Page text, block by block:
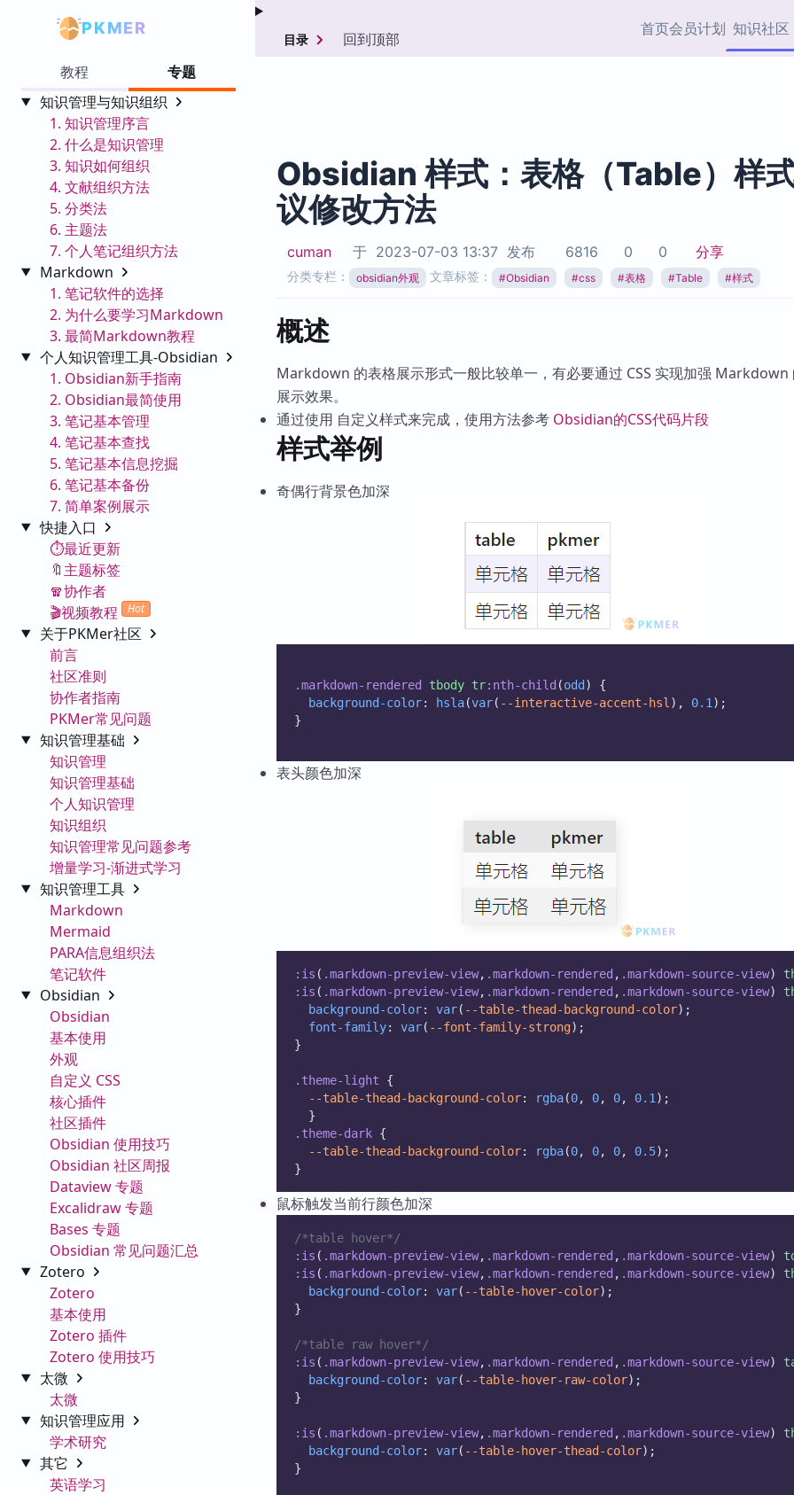
PKMER 首页会员计划 知识社区
协作者
Zotero 专题
Obsidian 专题
知识管理
载
Zotero 插件
教程
专题
知识管理与知识组织
1. 知识管理序言
2. 什么是知识管理
3. 知识如何组织
4. 文献组织方法
5. 分类法
6. 主题法
7. 个人笔记组织方法
Markdown
1. 笔记软件的选择
2. 为什么要学习Markdown
3. 最简Markdown教程
个人知识管理工具-Obsidian
1. Obsidian新手指南
2. Obsidian最简使用
3. 笔记基本管理
4. 笔记基本查找
5. 笔记基本信息挖掘
6. 笔记基本备份
7. 简单案例展示
快捷入口
⏱️最近更新
🔖主题标签
🧣协作者
🎬视频教程
Hot
关于PKMer社区
前言
社区准则
协作者指南
PKMer常见问题
知识管理基础
知识管理
知识管理基础
个人知识管理
知识组织
知识管理常见问题参考
增量学习-渐进式学习
知识管理工具
Markdown
Mermaid
PARA信息组织法
笔记软件
Obsidian
Obsidian
基本使用
外观
自定义 CSS
核心插件
社区插件
Obsidian 使用技巧
Obsidian 社区周报
Dataview 专题
Excalidraw 专题
Bases 专题
Obsidian 常见问题汇总
Zotero
Zotero
基本使用
Zotero 插件
Zotero 使用技巧
太微
太微
知识管理应用
学术研究
其它
英语学习
目录 回到顶部
Obsidian 样式：表格（Table）样
议修改方法
cuman 于 2023-07-03 13:37 发布 6816 0 0 分享
分类专栏： obsidian外观 文章标签： #Obsidian #css #表格 #Table #样式
概述
Markdown 的表格展示形式一般比较单一，有必要通过 CSS 实现加强 Markdown
展示效果。
通过使用 自定义样式来完成，使用方法参考 Obsidian的CSS代码片段
样式举例
奇偶行背景色加深
.markdown-rendered tbody tr:nth-child (odd ) {
background-color: hsla(var( --interactive-accent-hsl ), 0.1 );
}
表头颜色加深
:is ( .markdown-preview-view, .markdown-rendered , .markdown-source-view)
:is ( .markdown-preview-view, .markdown-rendered , .markdown-source-view)
background-color: var( --table-thead-background-color);
font-family: var( --font-family-strong);
}
.theme-light {
--table-thead-background-color: rgba(0, 0, 0, 0.1 );
  }
.theme-dark {
--table-thead-background-color: rgba(0, 0, 0, 0.5);
}
鼠标触发当前行颜色加深
/*table hover*/
:is ( .markdown-preview-view, .markdown-rendered , .markdown-source-view)
:is ( .markdown-preview-view, .markdown-rendered , .markdown-source-view)
background-color: var( --table-hover-color);
}
/*table raw hover*/
:is ( .markdown-preview-view, .markdown-rendered , .markdown-source-view)
background-color: var( --table-hover-raw-color);
}
:is ( .markdown-preview-view, .markdown-rendered , .markdown-source-view)
background-color: var( --table-hover-thead-color);
}